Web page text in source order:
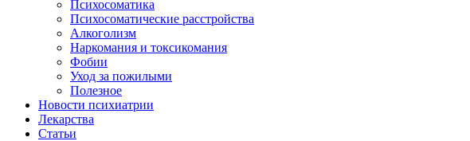
Психосоматика
Психосоматические расстройства
Алкоголизм
Наркомания и токсикомания
Фобии
Уход за пожилыми
Полезное
Новости психиатрии
Лекарства
Статьи